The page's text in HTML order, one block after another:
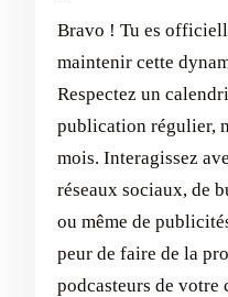
Bravo ! Tu es
maintenir cette
Respectez un
publication régulier,
mois. Interagissez
réseaux sociaux, de
ou même de
peur de faire de la
podcasteurs de votre